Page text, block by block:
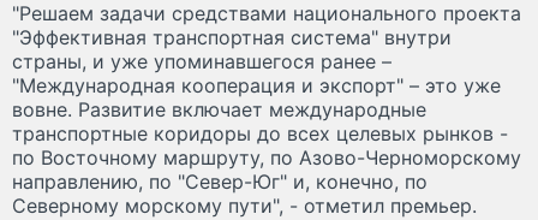
"Решаем задачи средствами национального проекта
"Эффективная транспортная система" внутри
страны, и уже упоминавшегося ранее –
"Международная кооперация и экспорт" – это уже
вовне. Развитие включает международные
транспортные коридоры до всех целевых рынков -
по Восточному маршруту, по Азово-Черноморскому
направлению, по "Север-Юг" и, конечно, по
Северному морскому пути", - отметил премьер.